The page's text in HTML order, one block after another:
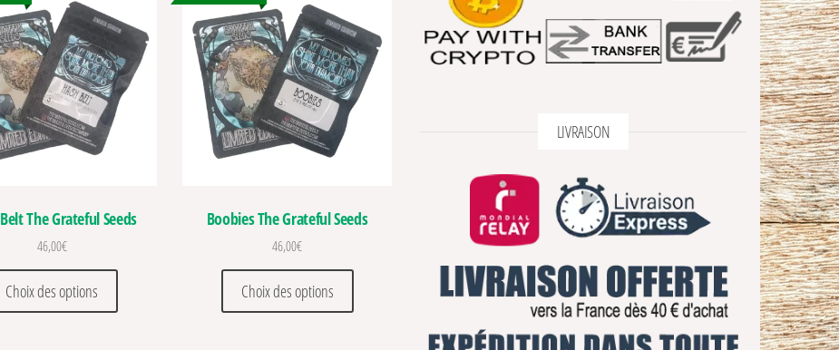
Les options peuvent être choisies sur la page du produit
The Grateful Seeds
46,00€
Choix des options
Ce produit a plusieurs variations. Les options peuvent être choisies sur la page du produit
Boobies The Grateful Seeds
46,00€
Choix des options
Ce produit a plusieurs variations. Les options peuvent être choisies sur la page du produit
LIVRAISON